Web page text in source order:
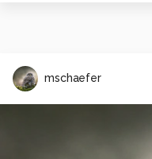
mschaefer